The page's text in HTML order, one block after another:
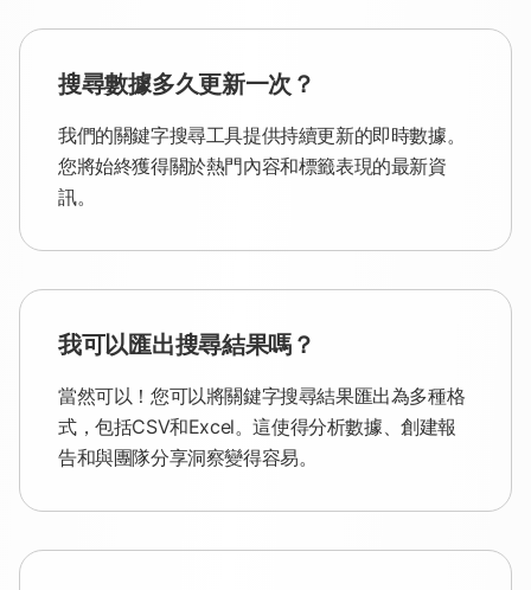
搜尋數據多久更新一次？
我們的關鍵字搜尋工具提供持續更新的即時數據。
您將始終獲得關於熱門內容和標籤表現的最新資
訊。
我可以匯出搜尋結果嗎？
當然可以！您可以將關鍵字搜尋結果匯出為多種格
式，包括CSV和Excel。這使得分析數據、創建報
告和與團隊分享洞察變得容易。